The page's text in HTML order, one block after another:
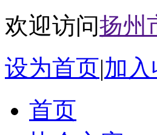
欢迎访问扬州
设为首页|加
首页